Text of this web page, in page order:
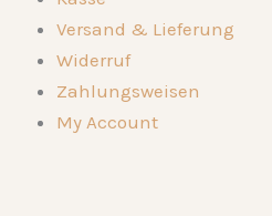
Kontakt
🛒
Versand & Lieferung
Widerruf
Zahlungsweisen
My Account